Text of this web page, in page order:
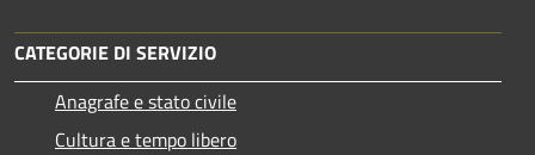
CATEGORIE DI SERVIZIO
Anagrafe e stato civile
Cultura e tempo libero